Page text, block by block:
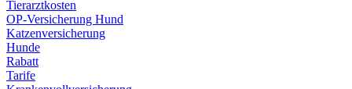
Tierarztkosten
OP-Versicherung Hund
Katzenversicherung
Hunde
Rabatt
Tarife